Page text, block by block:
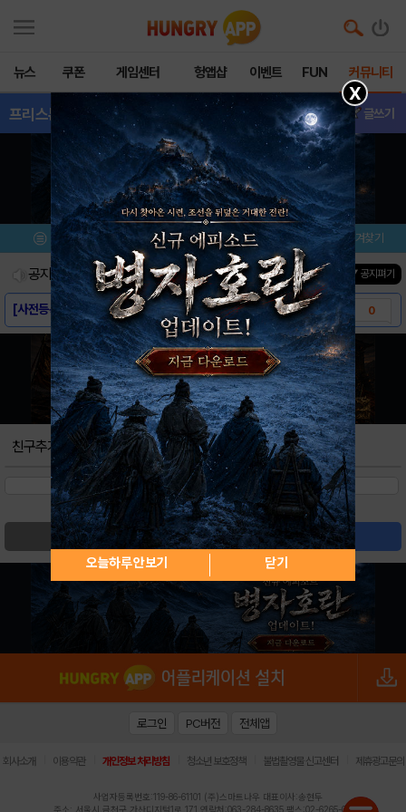
뉴스 쿠폰 게임센터 헝앱샵 이벤트 FUN 커뮤니티
프리스톤테일M - 친구추가 글쓰기
메뉴 이벤트/미션 설치/평가 즐겨찾기
공지사항 진행중인 이벤트0건 ▼ 공지펴기
[사전등록링크] - 프리스톤테일M 0
[스크린샷] - 프리스톤테일M
[게임소개] - 프리스톤테일M
친구추가
검색 글쓰기
X
오늘하루 안보기 닫기
로그인 PC버전 전체앱
회사소개 이용약관 개인정보 처리방침 청소년 보호정책 불법촬영물 신고센터 제휴광고문의
사업자등록번호:119-86-61101 (주)스마트나우 대표이사:송현두
주소: 서울시 금천구 가산디지털1로 171 연락처:063-284-8635 팩스:02-6265-0377